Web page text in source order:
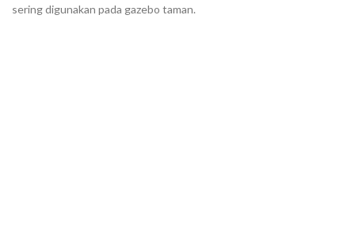
sering digunakan pada gazebo taman.